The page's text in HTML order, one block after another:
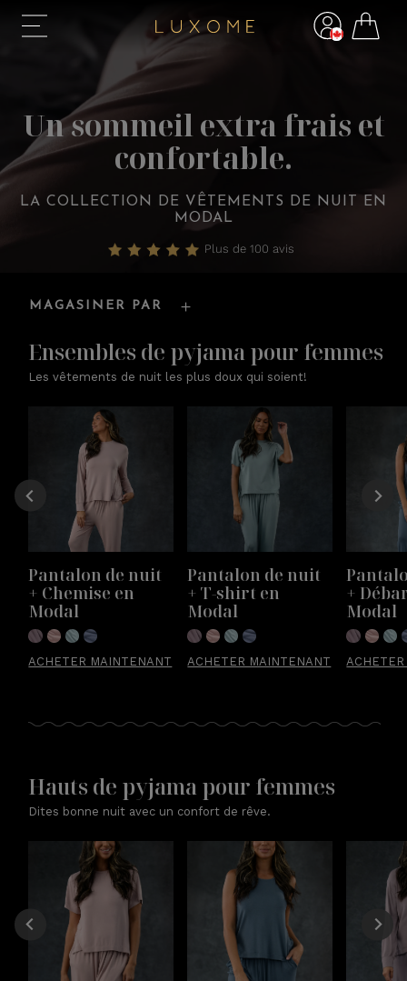
Un sommeil extra frais et
confortable.
LA COLLECTION DE VÊTEMENTS DE NUIT EN
MODAL
Plus de 100 avis
MAGASINER PAR
Ensembles de pyjama pour femmes
Les vêtements de nuit les plus doux qui soient!
Pantalon de nuit
+ Chemise en
Modal
ACHETER MAINTENANT
Pantalon de nuit
+ T-shirt en
Modal
ACHETER MAINTENANT
+
Modal
Hauts de pyjama pour femmes
Dites bonne nuit avec un confort de rêve.